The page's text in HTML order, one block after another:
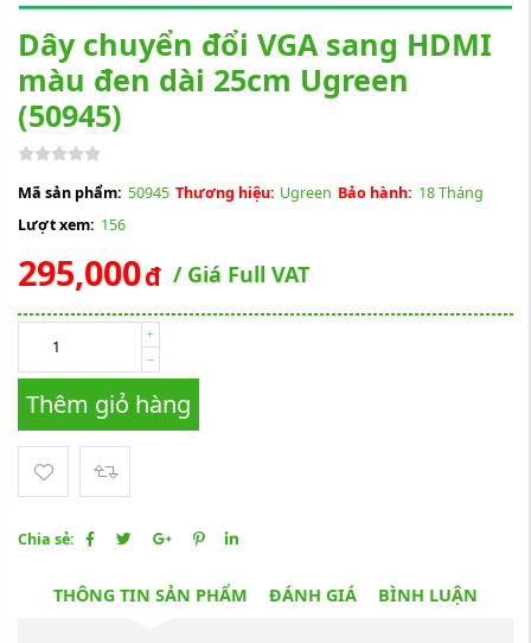
Dây chuyển đổi VGA sang HDMI
màu đen dài 25cm Ugreen
(50945)
Mã sản phẩm: 50945 Thương hiệu: Ugreen Bảo hành: 18 Tháng
Lượt xem: 156
295,000đ / Giá Full VAT
Thêm giỏ hàng
Chia sẻ:
THÔNG TIN SẢN PHẨM ĐÁNH GIÁ BÌNH LUẬN